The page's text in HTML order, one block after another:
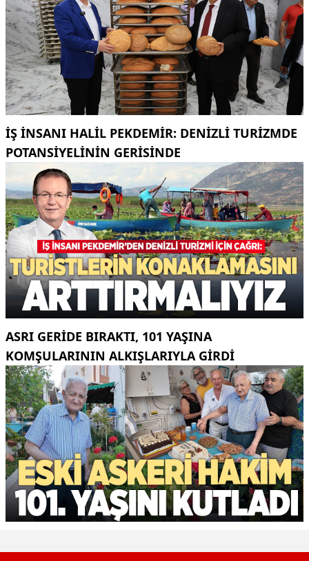
İŞ INSANI HALIL PEKDEMIR: DENIZLI TURIZMDE
POTANSIYELININ GERISINDE
ASRI GERIDE BIRAKTI, 101 YAŞINA
KOMŞULARININ ALKIŞLARIYLA GIRDI